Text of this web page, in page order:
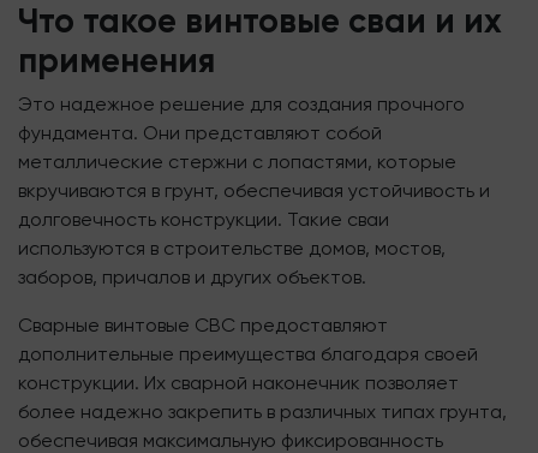
Что такое винтовые сваи и их
применения
Это надежное решение для создания прочного
фундамента. Они представляют собой
металлические стержни с лопастями, которые
вкручиваются в грунт, обеспечивая устойчивость и
долговечность конструкции. Такие сваи
используются в строительстве домов, мостов,
заборов, причалов и других объектов.
Сварные винтовые СВС предоставляют
дополнительные преимущества благодаря своей
конструкции. Их сварной наконечник позволяет
более надежно закрепить в различных типах грунта,
обеспечивая максимальную фиксированность